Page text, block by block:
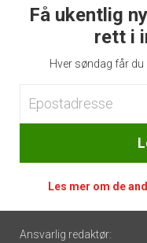
Få ukentlig
rett i
Hver søndag får
Les mer om de
Footer
Ansvarlig redaktør: